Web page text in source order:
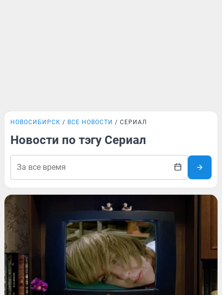
НОВОСИБИРСК ВСЕ НОВОСТИ СЕРИАЛ
Новости по тэгу Сериал